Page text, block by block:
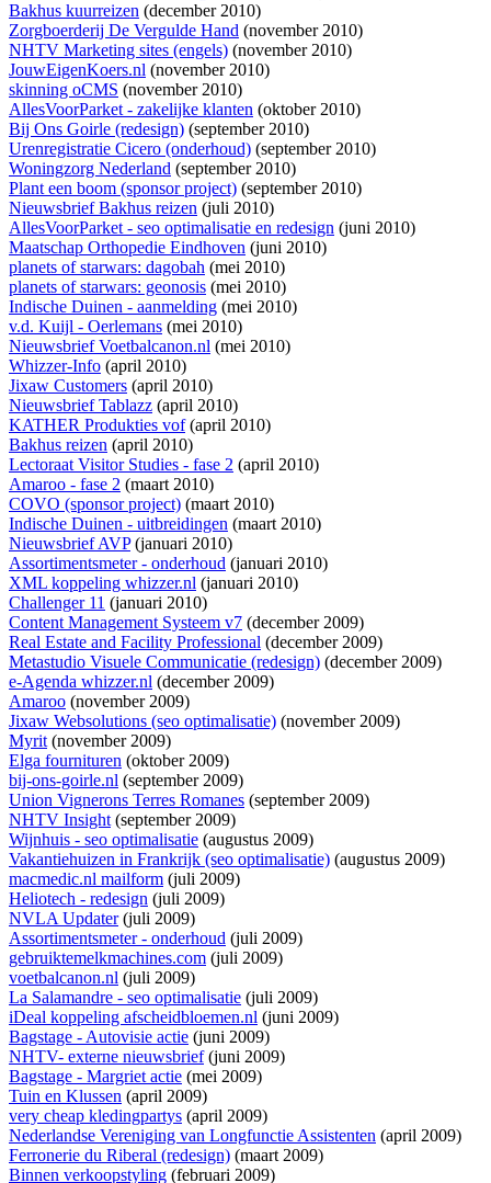
Bakhus kuurreizen (december 2010)
Zorgboerderij De Vergulde Hand (november 2010)
NHTV Marketing sites (engels) (november 2010)
JouwEigenKoers.nl (november 2010)
skinning oCMS (november 2010)
AllesVoorParket - zakelijke klanten (oktober 2010)
Bij Ons Goirle (redesign) (september 2010)
Urenregistratie Cicero (onderhoud) (september 2010)
Woningzorg Nederland (september 2010)
Plant een boom (sponsor project) (september 2010)
Nieuwsbrief Bakhus reizen (juli 2010)
AllesVoorParket - seo optimalisatie en redesign (juni 2010)
Maatschap Orthopedie Eindhoven (juni 2010)
planets of starwars: dagobah (mei 2010)
planets of starwars: geonosis (mei 2010)
Indische Duinen - aanmelding (mei 2010)
v.d. Kuijl - Oerlemans (mei 2010)
Nieuwsbrief Voetbalcanon.nl (mei 2010)
Whizzer-Info (april 2010)
Jixaw Customers (april 2010)
Nieuwsbrief Tablazz (april 2010)
KATHER Produkties vof(april 2010)
Bakhus reizen (april 2010)
Lectoraat Visitor Studies - fase 2 (april 2010)
Amaroo - fase 2 (maart 2010)
COVO (sponsor project) (maart 2010)
Indische Duinen - uitbreidingen (maart 2010)
Nieuwsbrief AVP(januari 2010)
Assortimentsmeter - onderhoud (januari 2010)
XML koppeling whizzer.nl (januari 2010)
Challenger 11 (januari 2010)
Content Management Systeem v7 (december 2009)
Real Estate and Facility Professional (december 2009)
Metastudio Visuele Communicatie (redesign) (december 2009)
e-Agenda whizzer.nl (december 2009)
Amaroo (november 2009)
Jixaw Websolutions (seo optimalisatie) (november 2009)
Myrit(november 2009)
Elga fournituren (oktober 2009)
bij-ons-goirle.nl (september 2009)
Union Vignerons Terres Romanes (september 2009)
NHTV Insight(september 2009)
Wijnhuis - seo optimalisatie (augustus 2009)
Vakantiehuizen in Frankrijk (seo optimalisatie) (augustus 2009)
macmedic.nl mailform (juli 2009)
Heliotech - redesign (juli 2009)
NVLA Updater(juli 2009)
Assortimentsmeter - onderhoud (juli 2009)
gebruiktemelkmachines.com (juli 2009)
voetbalcanon.nl (juli 2009)
La Salamandre - seo optimalisatie (juli 2009)
iDeal koppeling afscheidbloemen.nl (juni 2009)
Bagstage - Autovisie actie (juni 2009)
NHTV- externe nieuwsbrief(juni 2009)
Bagstage - Margriet actie (mei 2009)
Tuin en Klussen (april 2009)
very cheap kledingpartys (april 2009)
Nederlandse Vereniging van Longfunctie Assistenten (april 2009)
Ferronerie du Riberal (redesign) (maart 2009)
Binnen verkoopstyling (februari 2009)